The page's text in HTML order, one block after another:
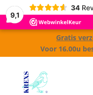
9,1
34
Gratis
Voor 16.00u